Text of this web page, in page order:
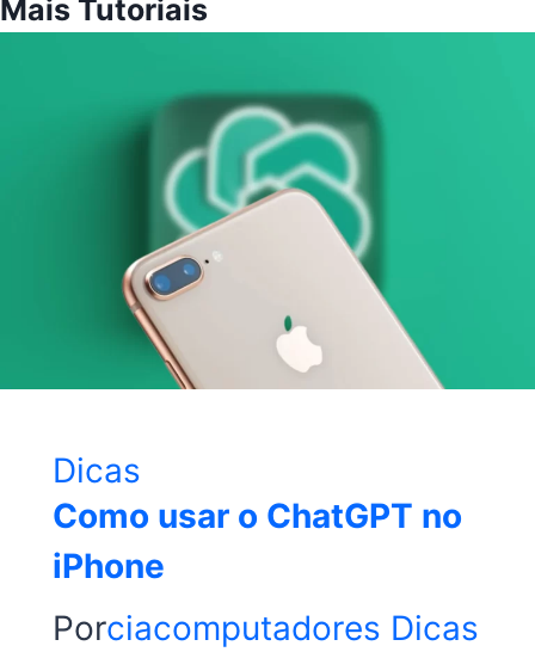
Mais Tutoriais
Dicas
Como usar o ChatGPT no
iPhone
Porciacomputadores Dicas